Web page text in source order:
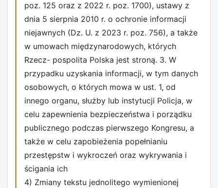
poz. 125 oraz z 2022 r. poz. 1700), ustawy z
dnia 5 sierpnia 2010 r. o ochronie informacji
niejawnych (Dz. U. z 2023 r. poz. 756), a także
w umowach międzynarodowych, których
Rzecz- pospolita Polska jest stroną. 3. W
przypadku uzyskania informacji, w tym danych
osobowych, o których mowa w ust. 1, od
innego organu, służby lub instytucji Policja, w
celu zapewnienia bezpieczeństwa i porządku
publicznego podczas pierwszego Kongresu, a
także w celu zapobieżenia popełnianiu
przestępstw i wykroczeń oraz wykrywania i
ścigania ich
4) Zmiany tekstu jednolitego wymienionej